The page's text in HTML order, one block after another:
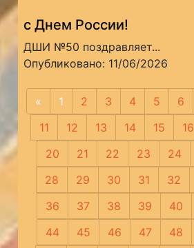
с Днем России!
ДШИ №50 поздравляет...
Опубликовано: 11/06/2026
« Предыдущая
1 2 3 4 5 6
11
12 13 14 15 16
20
21 22 23 24
28
29 30 31 32
36
37 38 39 40
44
45 46 47 48